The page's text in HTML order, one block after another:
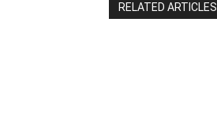
RELATED ARTICLES